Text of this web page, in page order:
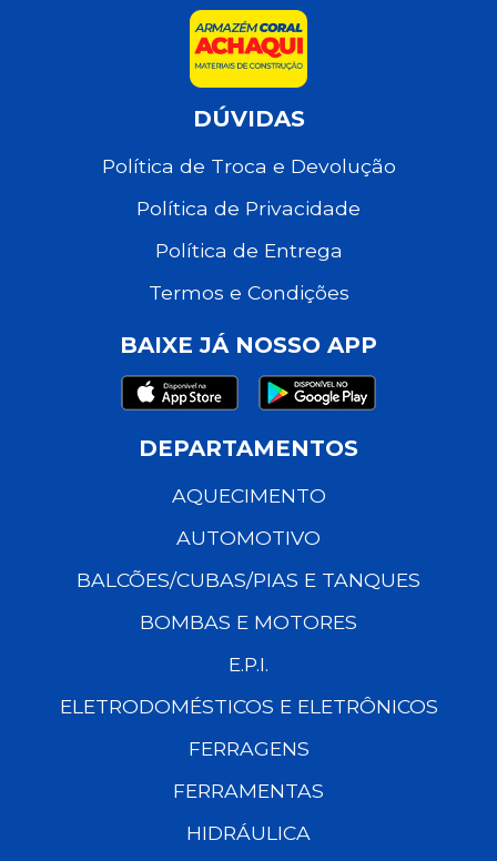
DÚVIDAS
Política de Troca e Devolução
Política de Privacidade
Política de Entrega
Termos e Condições
BAIXE JÁ NOSSO APP
DEPARTAMENTOS
AQUECIMENTO
AUTOMOTIVO
BALCÕES/CUBAS/PIAS E TANQUES
BOMBAS E MOTORES
E.P.I.
ELETRODOMÉSTICOS E ELETRÔNICOS
FERRAGENS
FERRAMENTAS
HIDRÁULICA